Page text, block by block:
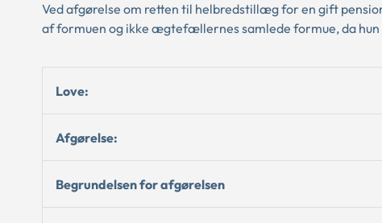
Ved afgørelse om retten til helbredstillæg for en gift
af formuen og ikke ægtefællernes samlede formue, da
Love:
Afgørelse:
Begrundelsen for afgørelsen